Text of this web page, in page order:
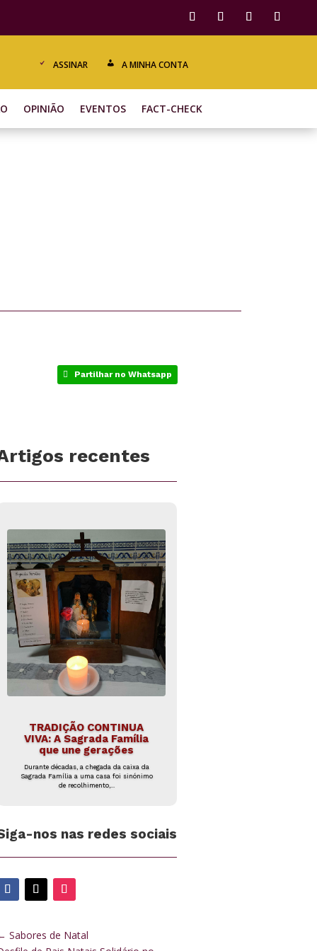
ASSINAR A MINHA CONTA
OPINIÃO EVENTOS FACT-CHECK
Partilhar no Whatsapp
recentes
TRADIÇÃO CONTINUA
VIVA: A Sagrada Família
que une gerações
Durante décadas, a chegada da caixa da
Sagrada Família a uma casa foi sinónimo
de recolhimento,...
nos nas redes sociais
Sabores de Natal